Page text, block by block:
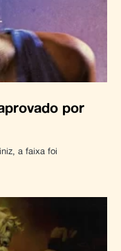
por
a faixa foi